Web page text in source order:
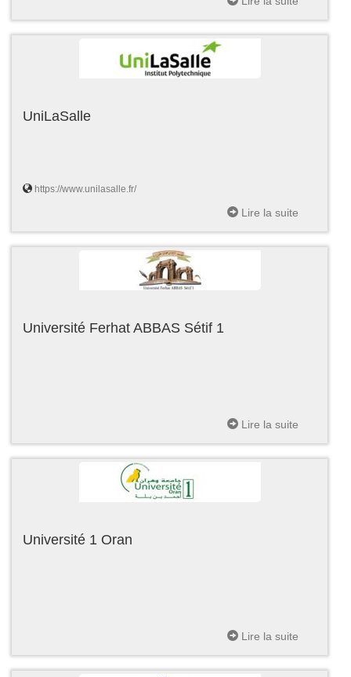
UniLaSalle
https://www.unilasalle.fr/
Lire la suite
Université Ferhat ABBAS Sétif 1
Lire la suite
Université 1 Oran
Lire la suite